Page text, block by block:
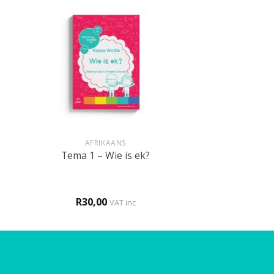
AFRIKAANS
Tema 1 – Wie is ek?
R30,00 VAT inc